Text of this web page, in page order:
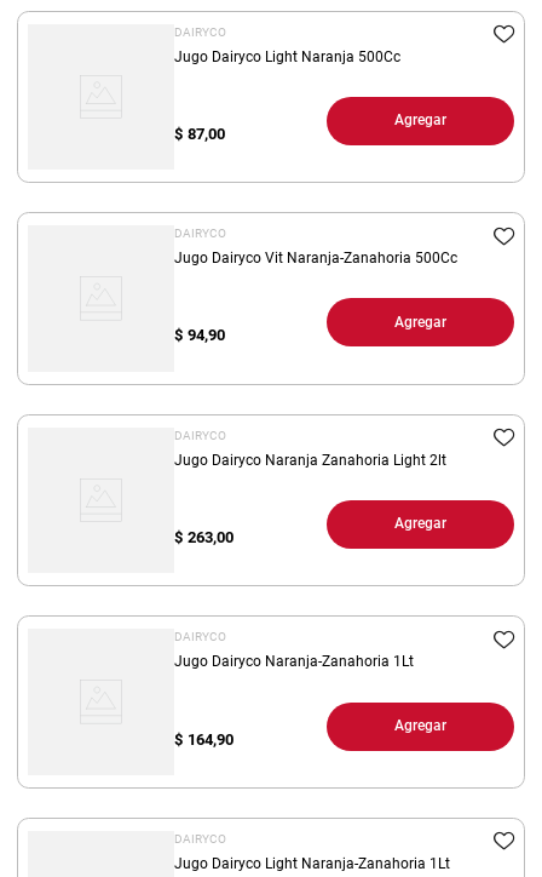
DAIRYCO
Jugo Dairyco Light Naranja 500Cc
$ 87,00
Agregar
DAIRYCO
Jugo Dairyco Vit Naranja-Zanahoria 500Cc
$ 94,90
Agregar
DAIRYCO
Jugo Dairyco Naranja Zanahoria Light 2lt
$ 263,00
Agregar
DAIRYCO
Jugo Dairyco Naranja-Zanahoria 1Lt
$ 164,90
Agregar
DAIRYCO
Jugo Dairyco Light Naranja-Zanahoria 1Lt